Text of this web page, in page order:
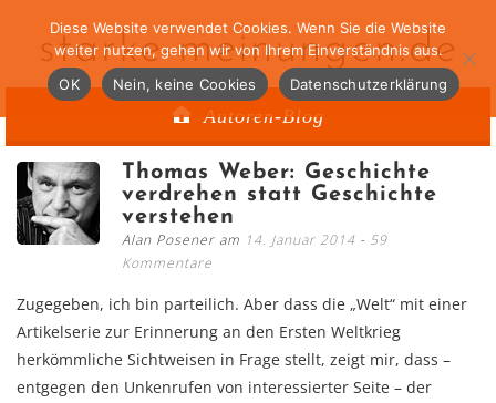
starke-meinungen.de
Autoren-Blog
Thomas Weber: Geschichte
verdrehen statt Geschichte
verstehen
Alan Posener am 14. Januar 2014
59
Kommentare
Zugegeben, ich bin parteilich. Aber dass die „Welt“ mit einer
Artikelserie zur Erinnerung an den Ersten Weltkrieg
herkömmliche Sichtweisen in Frage stellt, zeigt mir, dass –
entgegen den Unkenrufen von interessierter Seite – der
Diese Website verwendet Cookies. Wenn Sie die Website
weiter nutzen, gehen wir von Ihrem Einverständnis aus.
OK
Nein, keine Cookies Datenschutzerklärung